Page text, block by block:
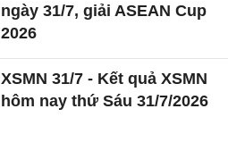
ngày 31/7, giải ASEAN Cup
2026
XSMN 31/7 - Kết quả XSMN
hôm nay thứ Sáu 31/7/2026